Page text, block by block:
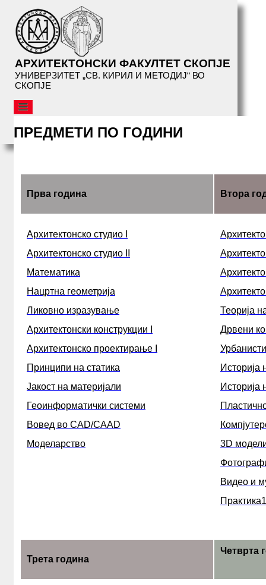
АРХИТЕКТОНСКИ ФАКУЛТЕТ СКОПЈЕ
УНИВЕРЗИТЕТ „СВ. КИРИЛ И МЕТОДИЈ“ ВО
СКОПЈЕ
АФС
ОРГАНИЗАЦИЈА
СТУДЕНТИ
ПРЕДМЕТИ ПО ГОДИНИ
LOGIN
УПАТСТВA
АРХИТЕКТОНСКА РАБОТИЛНИЦА
ИЗБОРНИ ПРЕДМЕТИ
ЛЕТНА ПРАКСА
СТУДЕНТСКА СЛУЖБА
РАСПОРЕД
ГОДИШЕН КАЛЕНДАР
СТУДЕНТСКИ КОНКУРСИ
СТУДЕНТСКИ ОРГАНИЗАЦИИ
ТРЕТ ЦИКЛУС ДОКТОРСКИ
ПРЕДМЕТИ ПО ГОДИНИ
Прва година Втора
Архитектонско студио I
Архитектонско студио II
Математика
Нацртна геометрија
Ликовно изразување
Архитектонски конструкции I
Архитектонско проектирање I
Принципи на статика
Јакост на материјали
Геоинформатички системи
Вовед во CAD/CAAD
Моделарство
Теорија
Дрвени
Историја
Историја
3D
Видео и
Практика1
Трета година
Четврта